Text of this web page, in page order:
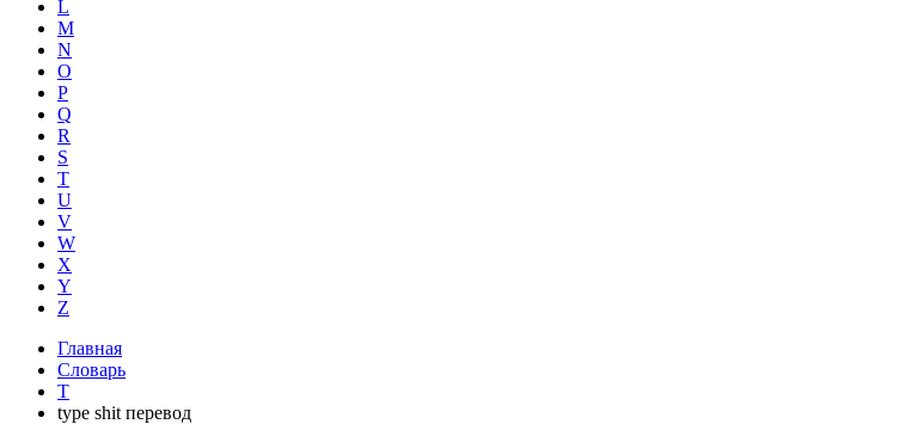
L
M
N
O
P
Q
R
S
T
U
V
W
X
Y
Z
Главная
Словарь
T
type shit перевод